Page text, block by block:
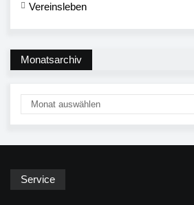
Vereinsleben
Monatsarchiv
Service